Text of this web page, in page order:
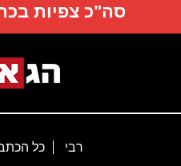
סה"כ צפיות
רבי כל